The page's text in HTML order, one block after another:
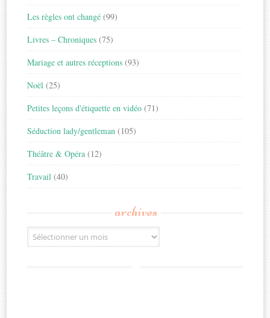
Les règles ont changé (99)
Livres – Chroniques (75)
Mariage et autres réceptions (93)
Noël (25)
Petites leçons d'étiquette en vidéo (71)
Séduction lady/gentleman (105)
Théâtre & Opéra (12)
Travail (40)
archives
Archives